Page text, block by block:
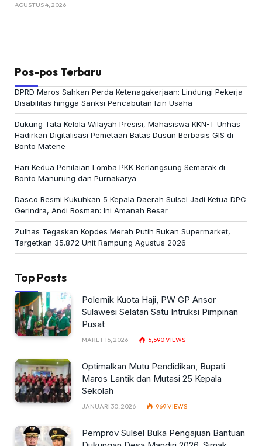
AGUSTUS 4, 2026
Pos-pos Terbaru
DPRD Maros Sahkan Perda Ketenagakerjaan: Lindungi Pekerja
Disabilitas hingga Sanksi Pencabutan Izin Usaha
Dukung Tata Kelola Wilayah Presisi, Mahasiswa KKN-T Unhas
Hadirkan Digitalisasi Pemetaan Batas Dusun Berbasis GIS di
Bonto Matene
Hari Kedua Penilaian Lomba PKK Berlangsung Semarak di
Bonto Manurung dan Purnakarya
Dasco Resmi Kukuhkan 5 Kepala Daerah Sulsel Jadi Ketua DPC
Gerindra, Andi Rosman: Ini Amanah Besar
Zulhas Tegaskan Kopdes Merah Putih Bukan Supermarket,
Targetkan 35.872 Unit Rampung Agustus 2026
Top Posts
Polemik Kuota Haji, PW GP Ansor
Sulawesi Selatan Satu Intruksi Pimpinan
Pusat
MARET 16, 2026 6,590VIEWS
Optimalkan Mutu Pendidikan, Bupati
Maros Lantik dan Mutasi 25 Kepala
Sekolah
JANUARI 30, 2026 969VIEWS
Pemprov Sulsel Buka Pengajuan Bantuan